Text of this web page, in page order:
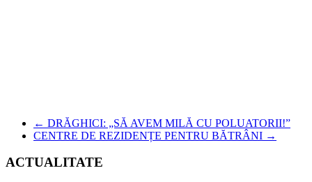
← DRĂGHICI: „SĂ AVEM MILĂ CU POLUATORII!”
CENTRE DE REZIDENȚE PENTRU BĂTRÂNI →
ACTUALITATE